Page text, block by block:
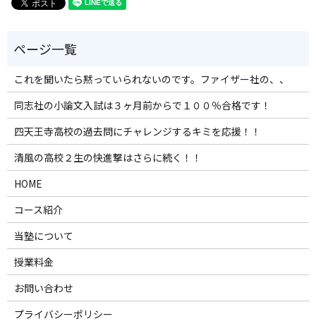
これを聞いたら黙っていられないのです。ファイザー社の、、
同志社の小論文入試は３ヶ月前からで１００％合格です！
四天王寺高校の過去問にチャレンジするキミを応援！！
清風の高校２生の快進撃はさらに続く！！
HOME
コース紹介
当塾について
授業料金
お問い合わせ
プライバシーポリシー